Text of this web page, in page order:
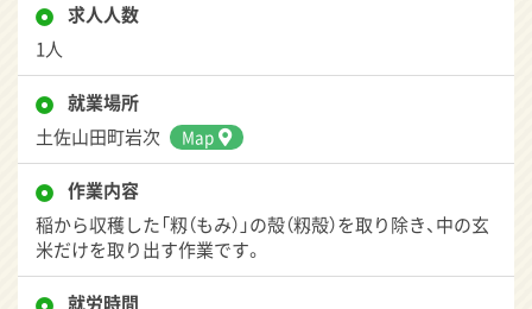
求人人数
1人
就業場所
土佐山田町岩次
Map
作業内容
稲から収穫した「籾（もみ）」の殻（籾殻）を取り除き、中の玄
米だけを取り出す作業です。
就労時間